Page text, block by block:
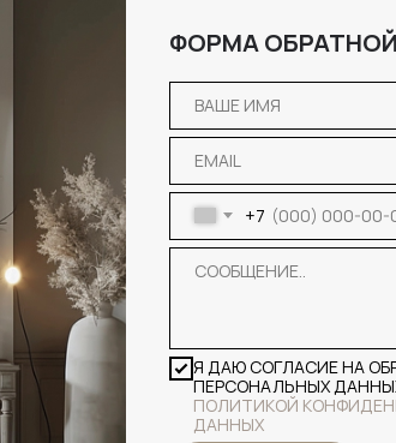
+7
Я ДАЮ СОГЛАСИЕ НА
ПЕРСОНАЛЬНЫХ
ПОЛИТИКОЙ
ДАННЫХ
ФОРМА